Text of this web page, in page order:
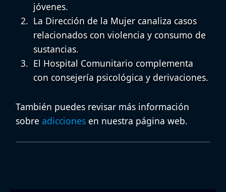
jóvenes.
La Dirección de la Mujer canaliza casos
relacionados con violencia y consumo de
sustancias.
El Hospital Comunitario complementa
con consejería psicológica y derivaciones.
También puedes revisar más información
sobre adicciones en nuestra página web.